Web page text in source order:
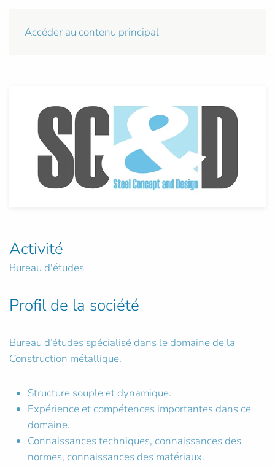
Accéder au contenu principal
Activité
Bureau d'études
Profil de la société
Bureau d’études spécialisé dans le domaine de la
Construction métallique.
Structure souple et dynamique.
Expérience et compétences importantes dans ce
domaine.
Connaissances techniques, connaissances des
normes, connaissances des matériaux.